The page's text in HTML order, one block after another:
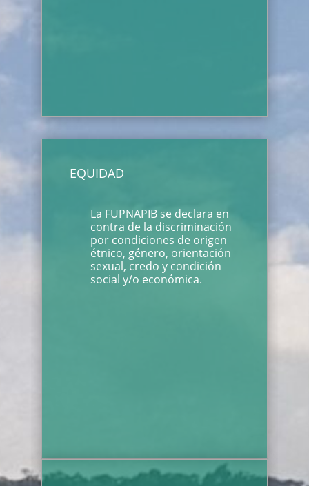
EQUIDAD
La FUPNAPIB se declara en
contra de la discriminación
por condiciones de origen
étnico, género, orientación
sexual, credo y condición
social y/o económica.